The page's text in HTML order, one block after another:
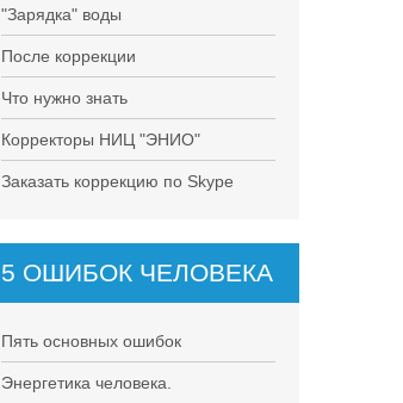
"Зарядка" воды
После коррекции
Что нужно знать
Корректоры НИЦ "ЭНИО"
Заказать коррекцию по Skype
5 ОШИБОК ЧЕЛОВЕКА
Пять основных ошибок
Энергетика человека.